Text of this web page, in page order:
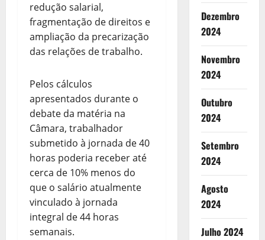
redução salarial,
fragmentação de direitos e
ampliação da precarização
das relações de trabalho.
Pelos cálculos
apresentados durante o
debate da matéria na
Câmara, trabalhador
submetido à jornada de 40
horas poderia receber até
cerca de 10% menos do
que o salário atualmente
vinculado à jornada
integral de 44 horas
semanais.
Dezembro
2024
Novembro
2024
Outubro
2024
Setembro
2024
Agosto
2024
Julho 2024